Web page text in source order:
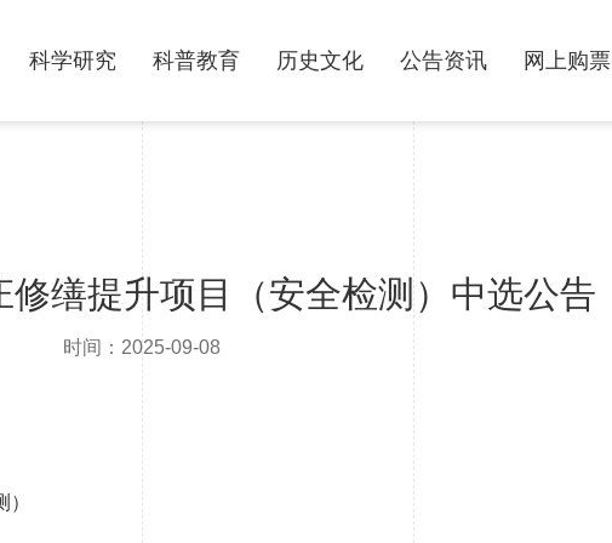
科学研究 科普教育 历史文化 公告资讯 网上购票
修缮提升项目（安全检测）中选公告
时间：2025-09-08